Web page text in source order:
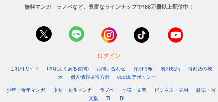
無料マンガ・ラノベなど、豊富なラインナップで188万冊以上配信中！
ログイン
ご利用ガイド FAQ(よくある質問) お問い合わせ 採用情報 利用規約
特商法の表
示
個人情報保護方針
cookie等ポリシー
少年・青年マンガ
少女・女性マンガ ラノベ 小説・文芸 ビジネス・実用
雑誌・写
真集
TL BL